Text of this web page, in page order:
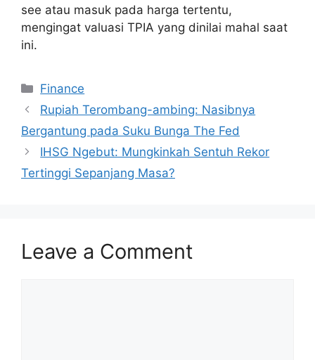
see atau masuk pada harga tertentu,
mengingat valuasi TPIA yang dinilai mahal saat
ini.
Categories
Finance
Rupiah Terombang-ambing: Nasibnya
Bergantung pada Suku Bunga The Fed
IHSG Ngebut: Mungkinkah Sentuh Rekor
Tertinggi Sepanjang Masa?
Leave a Comment